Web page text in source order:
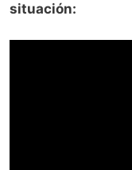
situación: